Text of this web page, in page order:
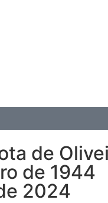
de
de 1944
2024